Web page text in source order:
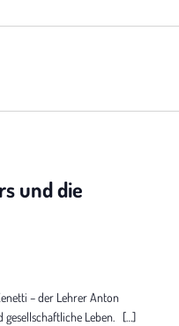
und die
– der Lehrer Anton
gesellschaftliche Leben. […]